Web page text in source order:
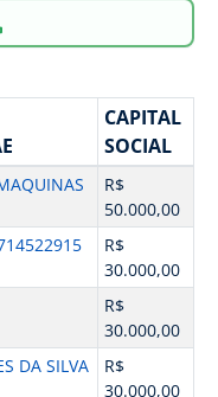
CAPITAL
SOCIAL
R$
50.000,00
R$
30.000,00
R$
30.000,00
DA SILVA
R$
30.000,00